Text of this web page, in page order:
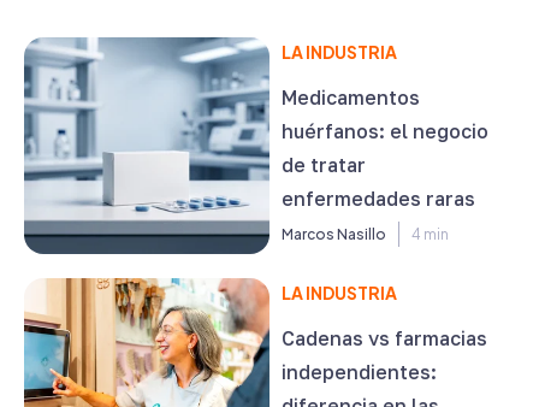
LA INDUSTRIA
Medicamentos
huérfanos: el negocio
de tratar
enfermedades raras
Marcos Nasillo 4 min
LA INDUSTRIA
Cadenas vs farmacias
independientes: